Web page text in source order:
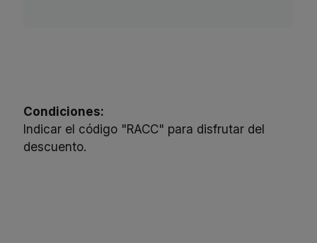
Condiciones:
Indicar el código "RACC" para disfrutar del
descuento.